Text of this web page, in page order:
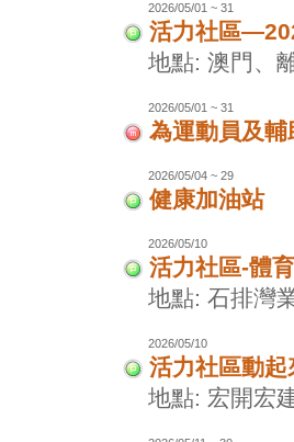
2026/05/01 ~ 31
活力社區
地點: 澳門、
2026/05/01 ~ 31
為運動員及
2026/05/04 ~ 29
健康加油站
2026/05/10
活力社區-體
地點: 石排灣
2026/05/10
活力社區動
地點: 宏開宏